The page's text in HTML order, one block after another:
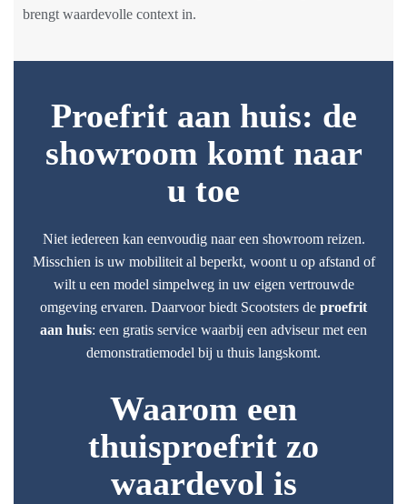
brengt waardevolle context in.
Proefrit aan huis: de
showroom komt naar
u toe
Niet iedereen kan eenvoudig naar een showroom reizen.
Misschien is uw mobiliteit al beperkt, woont u op afstand of
wilt u een model simpelweg in uw eigen vertrouwde
omgeving ervaren. Daarvoor biedt Scootsters de proefrit
aan huis: een gratis service waarbij een adviseur met een
demonstratiemodel bij u thuis langskomt.
Waarom een
thuisproefrit zo
waardevol is